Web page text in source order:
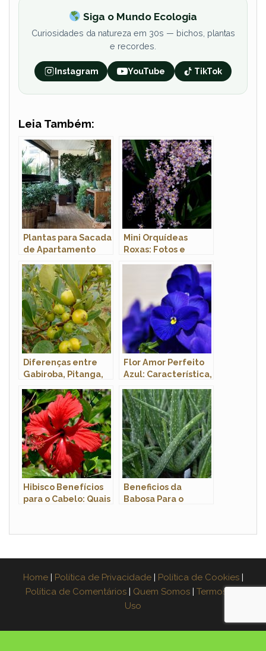
Siga o Mundo Ecologia
Curiosidades da natureza em 30s — bichos, plantas
e recordes.
Instagram YouTube TikTok
Leia Também:
Plantas para Sacada
de Apartamento
Mini Orquídeas
Roxas: Fotos e
Diferenças entre
Gabiroba, Pitanga,
Flor Amor Perfeito
Azul: Característica,
Fotos
Hibisco Benefícios
para o Cabelo: Quais
Beneficios da
Babosa Para o
Home | Política de Privacidade | Política de Cookies |
Política de Comentários | Quem Somos | Termos de
Uso